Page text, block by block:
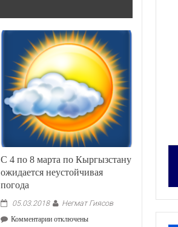
С 4 по 8 марта по Кыргызстану
ожидается неустойчивая
погода
05.03.2018 Негмат Гиясов
Комментариикотключены